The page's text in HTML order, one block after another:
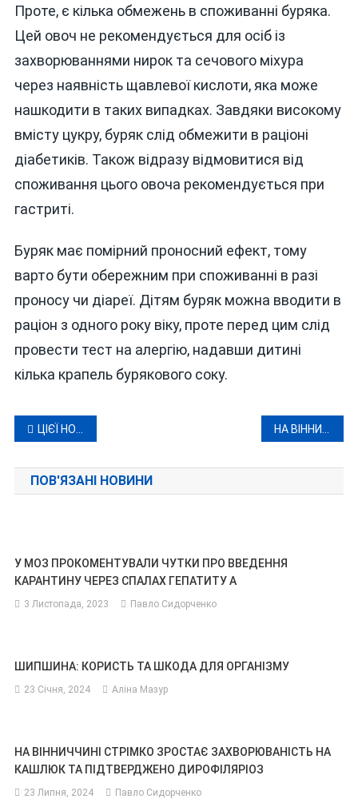
Проте, є кілька обмежень в споживанні буряка.
Цей овоч не рекомендується для осіб із
захворюваннями нирок та сечового міхура
через наявність щавлевої кислоти, яка може
нашкодити в таких випадках. Завдяки високому
вмісту цукру, буряк слід обмежити в раціоні
діабетиків. Також відразу відмовитися від
споживання цього овоча рекомендується при
гастриті.
Буряк має помірний проносний ефект, тому
варто бути обережним при споживанні в разі
проносу чи діареї. Дітям буряк можна вводити в
раціон з одного року віку, проте перед цим слід
провести тест на алергію, надавши дитині
кілька крапель бурякового соку.
Навігація
записів
ЦІЄЇ НОЧІ РОСІЙСЬКІ ДРОНИ АТАКУВАЛИ УКРАЇНУ : 26 ЗБИТІ ІЗ 38
ПОВ'ЯЗАНІ НОВИНИ
У МОЗ ПРОКОМЕНТУВАЛИ ЧУТКИ ПРО ВВЕДЕННЯ
КАРАНТИНУ ЧЕРЕЗ СПАЛАХ ГЕПАТИТУ А
3 Листопада, 2023 Павло Сидорченко
ШИПШИНА: КОРИСТЬ ТА ШКОДА ДЛЯ ОРГАНІЗМУ
23 Січня, 2024 Аліна Мазур
НА ВІННИЧЧИНІ СТРІМКО ЗРОСТАЄ ЗАХВОРЮВАНІСТЬ НА
КАШЛЮК ТА ПІДТВЕРДЖЕНО ДИРОФІЛЯРІОЗ
23 Липня, 2024 Павло Сидорченко